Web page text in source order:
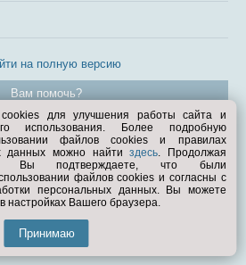
на полную версию
Вам помочь?
Exist.ru 1998—2026
для улучшения работы сайта и
использования. Более подробную
файлов cookies и правилах
данных можно найтиздесь. Продолжая
Вы подтверждаете, что были
файлов cookies и согласны с
персональных данных. Вы можете
настройках Вашего браузера.
Принимаю